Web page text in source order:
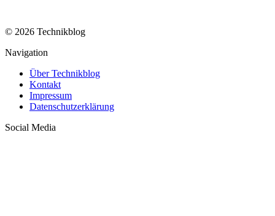
© 2026 Technikblog
Navigation
Über Technikblog
Kontakt
Impressum
Datenschutzerklärung
Social Media